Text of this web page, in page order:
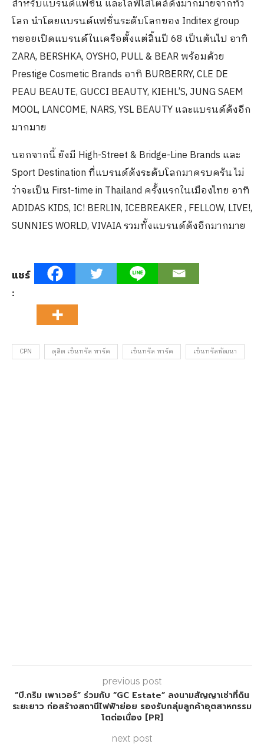
สำหรับแบรนด์แฟชั่น และไลฟ์ไสไตล์ดังมากมายจากทั่ว
โลก นำโดยแบรนด์แฟชั่นระดับโลกของ Inditex group
ทยอยเปิดแบรนด์ในเครือตั้งแต่สิ้นปี 68 เป็นต้นไป อาทิ
ZARA, BERSHKA, OYSHO, PULL & BEAR พร้อมด้วย
Prestige Cosmetic Brands อาทิ BURBERRY, CLE DE
PEAU BEAUTE, GUCCI BEAUTY, KIEHL’S, JUNG SAEM
MOOL, LANCOME, NARS, YSL BEAUTY และแบรนด์ดังอีก
มากมาย
นอกจากนี้ ยังมี High-Street & Bridge-Line Brands และ
Sport Destination ที่แบรนด์ดังระดับโลกมาครบครัน ไม่
ว่าจะเป็น First-time in Thailand ครั้งแรกในเมืองไทย อาทิ
ADIDAS KIDS, IC! BERLIN, ICEBREAKER , FELLOW, LIVE!,
SUNNIES WORLD, VIVAIA รวมทั้งแบรนด์ดังอีกมากมาย
แชร์
:
CPN ดุสิต เซ็นทรัล พาร์ค เซ็นทรัล พาร์ค เซ็นทรัลพัฒนา
previous post
“บี.กริม เพาเวอร์” ร่วมกับ “GC Estate” ลงนามสัญญาเช่าที่ดิน
ระยะยาว ก่อสร้างสถานีไฟฟ้าย่อย รองรับกลุ่มลูกค้าอุตสาหกรรม
โตต่อเนื่อง [PR]
next post